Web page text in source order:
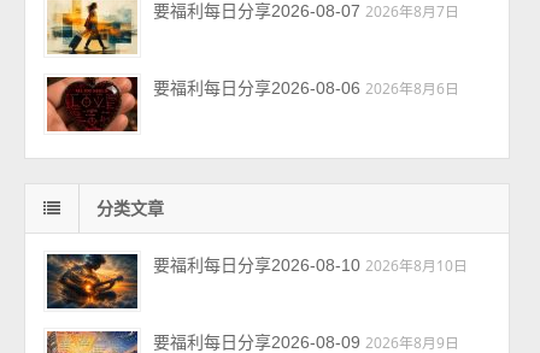
要福利每日分享2026-08-07 2026年8月7日
要福利每日分享2026-08-06 2026年8月6日
分类文章
要福利每日分享2026-08-10 2026年8月10日
要福利每日分享2026-08-09 2026年8月9日